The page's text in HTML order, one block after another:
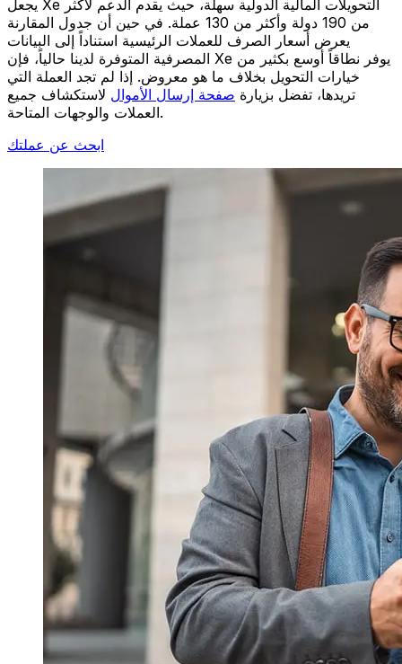
يجعل Xe التحويلات المالية الدولية سهلة، حيث يقدم الدعم لأكثر
من 190 دولة وأكثر من 130 عملة. في حين أن جدول المقارنة
يعرض أسعار الصرف للعملات الرئيسية استناداً إلى البيانات
المصرفية المتوفرة لدينا حالياً، فإن Xe يوفر نطاقاً أوسع بكثير من
خيارات التحويل بخلاف ما هو معروض. إذا لم تجد العملة التي
تريدها، تفضل بزيارة صفحة إرسال الأموال لاستكشاف جميع
العملات والوجهات المتاحة.
ابحث عن عملتك